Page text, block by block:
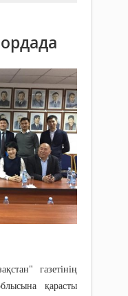
газетінің
қарасты